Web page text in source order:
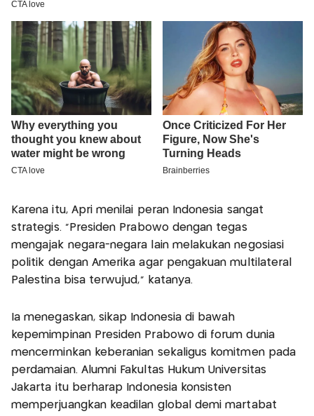
Karena itu, Apri menilai peran Indonesia sangat
strategis. “Presiden Prabowo dengan tegas
mengajak negara-negara lain melakukan negosiasi
politik dengan Amerika agar pengakuan multilateral
Palestina bisa terwujud,” katanya.
Ia menegaskan, sikap Indonesia di bawah
kepemimpinan Presiden Prabowo di forum dunia
mencerminkan keberanian sekaligus komitmen pada
perdamaian. Alumni Fakultas Hukum Universitas
Jakarta itu berharap Indonesia konsisten
memperjuangkan keadilan global demi martabat